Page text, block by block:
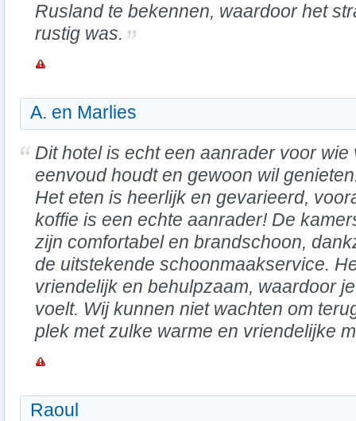
Rusland te bekennen, waardoor het
rustig was.
A. en Marlies
Dit hotel is echt een aanrader voor wie
eenvoud houdt en gewoon wil
Het eten is heerlijk en gevarieerd,
koffie is een echte aanrader! De
zijn comfortabel en brandschoon,
de uitstekende schoonmaakservice.
vriendelijk en behulpzaam, waardoor
voelt. Wij kunnen niet wachten om
plek met zulke warme en vriendelijke
Raoul